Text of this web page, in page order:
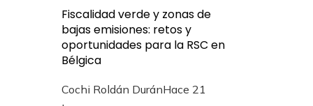
Fiscalidad verde y zonas de
bajas emisiones: retos y
oportunidades para la RSC en
Bélgica
Cochi Roldán DuránHace 21